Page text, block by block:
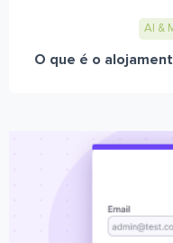
AI &
O que é o